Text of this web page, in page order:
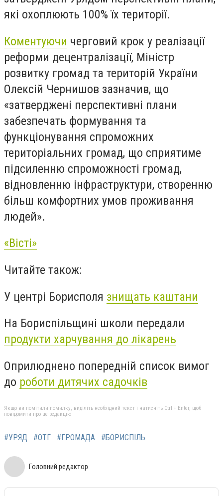
які охоплюють 100% їх території.
Коментуючи черговий крок у реалізації
реформи децентралізації, Міністр
розвитку громад та територій України
Олексій Чернишов зазначив, що
«затверджені перспективні плани
забезпечать формування та
функціонування спроможних
територіальних громад, що сприятиме
підсиленню спроможності громад,
відновленню інфраструктури, створенню
більш комфортних умов проживання
людей».
«Вісті»
Читайте також:
У центрі Борисполя знищать каштани
На Бориспільщині школи передали
продукти харчування до лікарень
Оприлюднено попередній список вимог
до роботи дитячих садочків
Якщо ви помітили помилку, виділіть необхідний текст і натисніть Ctrl + Enter, щоб
повідомити про це редакцію
#УРЯД #ОТГ #ГРОМАДА #БОРИСПІЛЬ
Головний редактор